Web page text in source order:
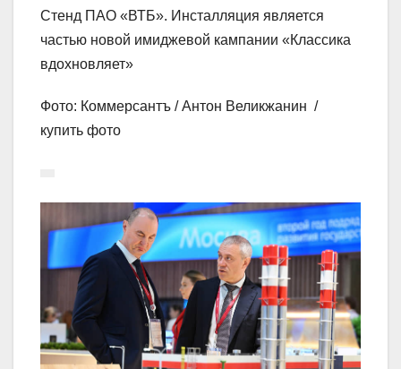
Стенд ПАО «ВТБ». Инсталляция является
частью новой имиджевой кампании «Классика
вдохновляет»
Фото: Коммерсантъ / Антон Великжанин /
купить фото